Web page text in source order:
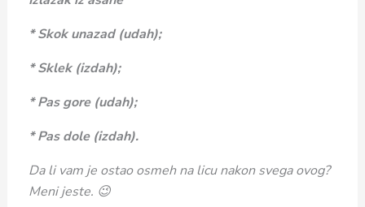
* Skok unazad (udah);
* Sklek (izdah);
* Pas gore (udah);
* Pas dole (izdah).
Da li vam je ostao osmeh na licu nakon svega ovog?
Meni jeste. 😉